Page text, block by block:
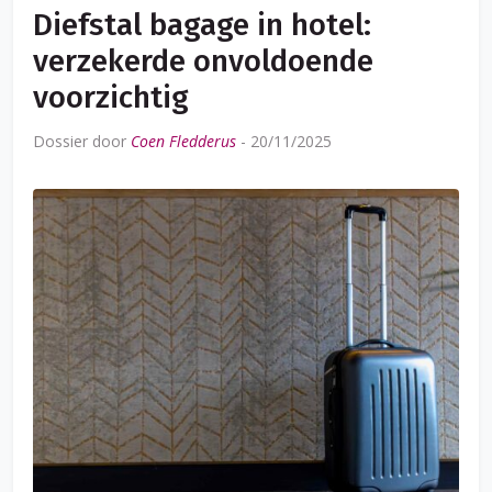
Diefstal bagage in hotel:
verzekerde onvoldoende
voorzichtig
Dossier door Coen Fledderus - 20/11/2025